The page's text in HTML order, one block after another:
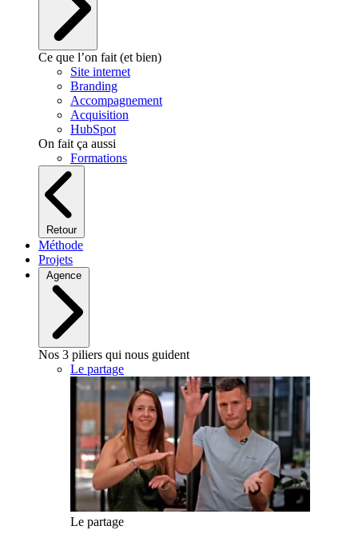
Ce que l’on fait (et bien)
Site internet
Branding
Accompagnement
Acquisition
HubSpot
On fait ça aussi
Formations
Retour
Méthode
Projets
Agence
Nos 3 piliers qui nous guident
Le partage
Le partage